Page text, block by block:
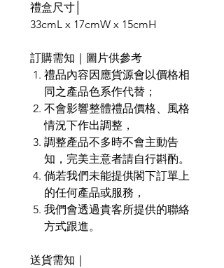
禮盒尺寸│
33cmL x 17cmW x 15cmH
訂購需知｜圖片供參考
禮品內容因應貨源會以價格相
同之產品色系作代替；
不會影響整體禮品價格、風格
情況下作出調整，
調整產品不多時不會主動告
知，完美主意者請自行斟酌。
倘若我們未能提供閣下訂單上
的任何產品或服務，
我們會透過貴客所提供的聯絡
方式跟進。
送貨需知｜